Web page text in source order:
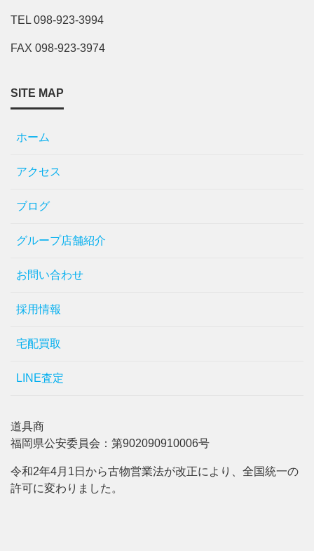
TEL 098-923-3994
FAX 098-923-3974
SITE MAP
ホーム
アクセス
ブログ
グループ店舗紹介
お問い合わせ
採用情報
宅配買取
LINE査定
道具商
福岡県公安委員会：第902090910006号
令和2年4月1日から古物営業法が改正により、全国統一の
許可に変わりました。